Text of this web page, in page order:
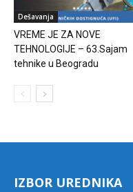
Dešavanja
VREME JE ZA NOVE
TEHNOLOGIJE – 63.Sajam
tehnike u Beogradu
IZBOR UREDNIKA